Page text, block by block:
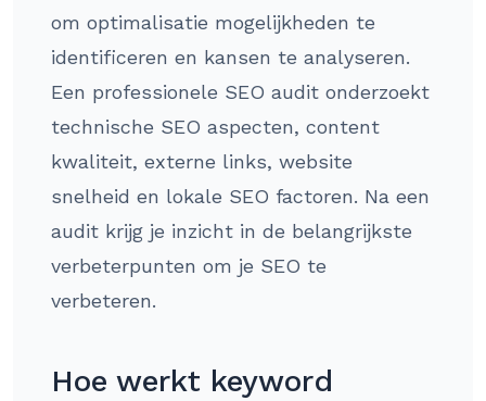
om optimalisatie mogelijkheden te
identificeren en kansen te analyseren.
Een professionele SEO audit onderzoekt
technische SEO aspecten, content
kwaliteit, externe links, website
snelheid en lokale SEO factoren. Na een
audit krijg je inzicht in de belangrijkste
verbeterpunten om je SEO te
verbeteren.
Hoe werkt keyword